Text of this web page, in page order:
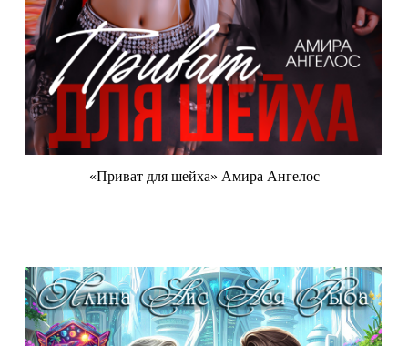
«Приват для шейха» Амира Ангелос